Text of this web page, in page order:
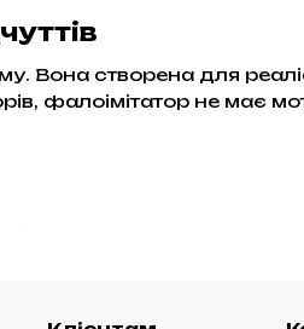
Вона створена для
фалоімітатор не має